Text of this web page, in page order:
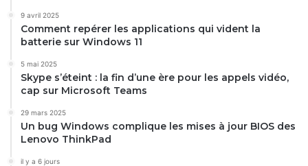
9 avril 2025
Comment repérer les applications qui vident la
batterie sur Windows 11
5 mai 2025
Skype s’éteint : la fin d’une ère pour les appels vidéo,
cap sur Microsoft Teams
29 mars 2025
Un bug Windows complique les mises à jour BIOS des
Lenovo ThinkPad
il y a 6 jours